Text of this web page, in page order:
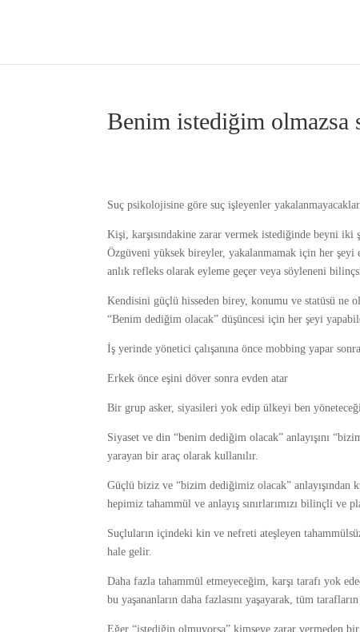
Benim istediğim olmazsa
Suç psikolojisine göre suç işleyenler
Kişi, karşısındakine zarar vermek istediğinde beyni iki
Özgüveni yüksek bireyler, yakalanmamak için her şeyi
anlık refleks olarak eyleme geçer veya söyleneni
Kendisini güçlü hisseden birey, konumu ve statüsü ne
“Benim dediğim olacak” düşüncesi için her şeyi
İş yerinde yönetici çalışanına önce mobbing yapar
Erkek önce eşini döver sonra evden atar
Bir grup asker, siyasileri yok edip ülkeyi ben
Siyaset ve din “benim dediğim olacak” anlayışını
yarayan bir araç olarak kullanılır.
Güçlü biziz ve “bizim dediğimiz olacak” anlayışından
hepimiz tahammül ve anlayış sınırlarımızı bilinçli ve
Suçluların içindeki kin ve nefreti ateşleyen
hale gelir.
Daha fazla tahammül etmeyeceğim, karşı tarafı yok
bu yaşananların daha fazlasını yaşayarak, tüm
Eğer “istediğin olmuyorsa” kimseye zarar vermeden